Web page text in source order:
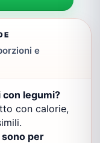
e
legumi?
con calorie,
sono per